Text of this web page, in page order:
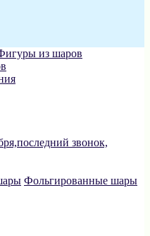
из шаров
звонок,
Фольгированные шары